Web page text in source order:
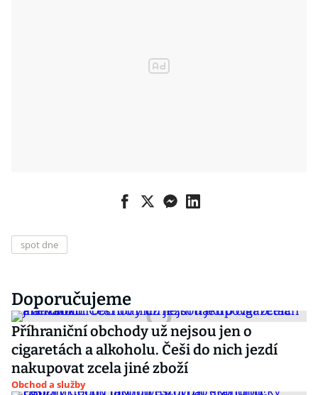
spot dne
Doporučujeme
Příhraniční obchody už nejsou jen o
cigaretách a alkoholu. Češi do nich jezdí
nakupovat zcela jiné zboží
Obchod a služby